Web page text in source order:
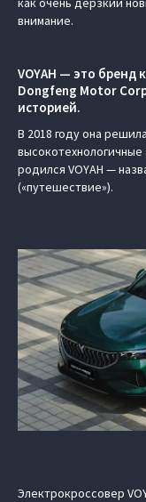
внимание.
VOYAH — это бренд
Dongfeng Motor
историей.
В 2018 году она
высокотехнологичные
родился VOYAH —
(«путешествие»).
Электрокроссовер